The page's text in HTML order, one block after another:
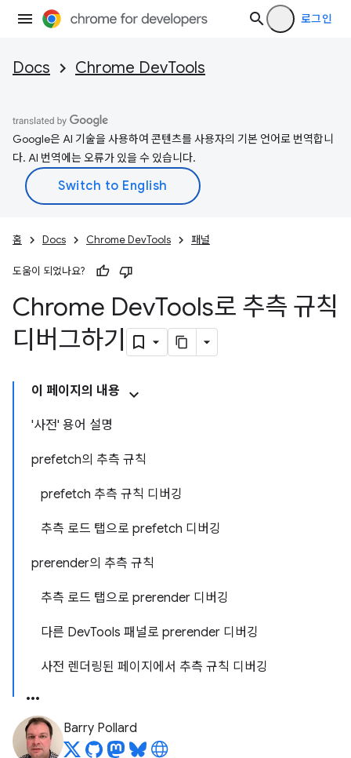
로그인
Docs Chrome DevTools
Google은 AI 기술을 사용하여 콘텐츠를 사용자의 기본 언어로 번역합니
다. AI 번역에는 오류가 있을 수 있습니다.
홈 Docs Chrome DevTools 패널
도움이 되었나요?
Chrome DevTools로 추측 규칙
디버그하기
이 페이지의 내용
'사전' 용어 설명
prefetch의 추측 규칙
prefetch 추측 규칙 디버깅
추측 로드 탭으로 prefetch 디버깅
prerender의 추측 규칙
추측 로드 탭으로 prerender 디버깅
다른 DevTools 패널로 prerender 디버깅
사전 렌더링된 페이지에서 추측 규칙 디버깅
Barry Pollard